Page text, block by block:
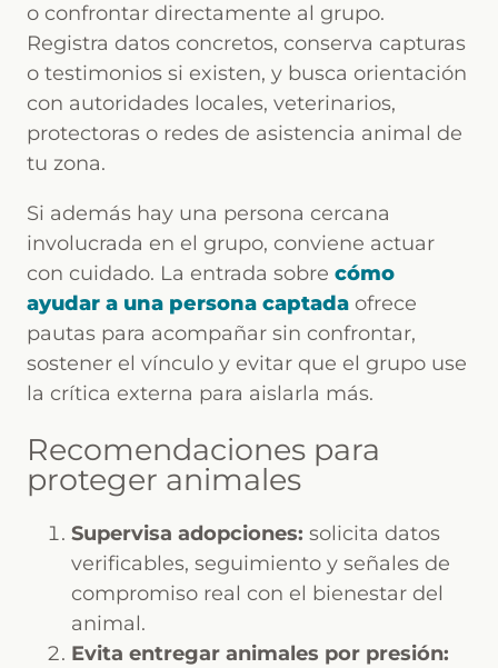
o confrontar directamente al grupo.
Registra datos concretos, conserva capturas
o testimonios si existen, y busca orientación
con autoridades locales, veterinarios,
protectoras o redes de asistencia animal de
tu zona.
Si además hay una persona cercana
involucrada en el grupo, conviene actuar
con cuidado. La entrada sobre cómo
ayudar a una persona captada ofrece
pautas para acompañar sin confrontar,
sostener el vínculo y evitar que el grupo use
la crítica externa para aislarla más.
Recomendaciones para
proteger animales
Supervisa adopciones: solicita datos
verificables, seguimiento y señales de
compromiso real con el bienestar del
animal.
Evita entregar animales por presión: